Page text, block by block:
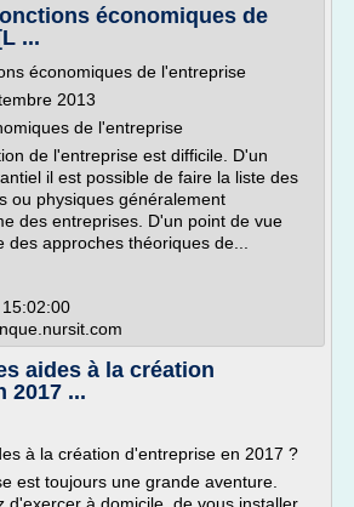
économiques de
...
économiques de l'entreprise
2013
de l'entreprise
de l'entreprise est difficile. D'un
il est possible de faire la liste des
ou physiques généralement
des entreprises. D'un point de vue
des approches théoriques de...
aides à la création
2017 ...
à la création d'entreprise en 2017 ?
est toujours une grande aventure.